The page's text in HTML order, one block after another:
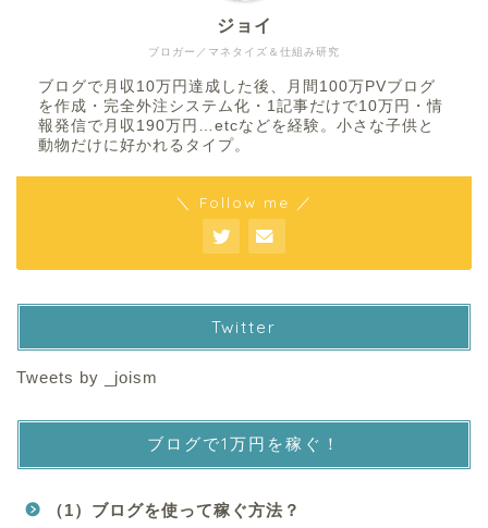
ブロガー／マネタイズ＆仕組み研究
ジョイ
ブログで月収10万円達成した後、月間100万PVブログ
を作成・完全外注システム化・1記事だけで10万円・情
報発信で月収190万円…etcなどを経験。小さな子供と
動物だけに好かれるタイプ。
＼ Follow me ／
Twitter
Tweets by _joism
ブログで1万円を稼ぐ！
（1）ブログを使って稼ぐ方法？